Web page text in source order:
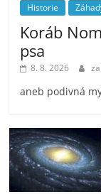
Historie
Koráb
psa
8. 8. 2026
aneb podivná